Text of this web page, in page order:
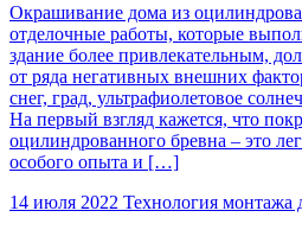
Окрашивание дома из
отделочные работы, которые
здание более привлекательным,
от ряда негативных внешних
снег, град, ультрафиолетовое
На первый взгляд кажется, что
оцилиндрованного бревна – это
особого опыта и […]
14 июля 2022 Технология монтажа